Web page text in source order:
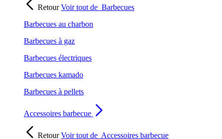
RetourVoir tout de Barbecues
Barbecues au charbon
Barbecues à gaz
Barbecues électriques
Barbecues kamado
Barbecues à pellets
Accessoires barbecue
RetourVoir tout de Accessoires barbecue